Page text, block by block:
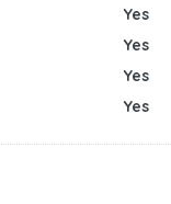
Yes
Yes
Yes
Yes